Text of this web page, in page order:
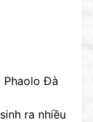
Phaolo Đà
ra nhiều